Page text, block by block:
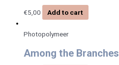
€5,00 Add to cart
Photopolymeer
Among the Branches